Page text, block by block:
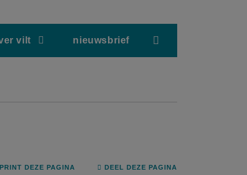
vilt nieuwsbrief
PRINT DEZE PAGINA DEEL DEZE PAGINA